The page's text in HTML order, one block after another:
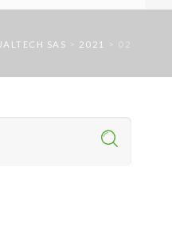
JALTECH SAS 2021 02